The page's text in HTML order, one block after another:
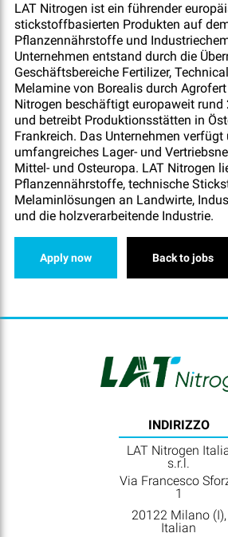
LAT Nitrogen ist ein führender
stickstoffbasierten Produkten auf
Pflanzennährstoffe und
Unternehmen entstand durch die
Geschäftsbereiche Fertilizer,
Melamine von Borealis durch
Nitrogen beschäftigt europaweit rund
und betreibt Produktionsstätten in
Frankreich. Das Unternehmen verfügt
umfangreiches Lager- und
Mittel- und Osteuropa. LAT Nitrogen
Pflanzennährstoffe, technische
Melaminlösungen an Landwirte,
und die holzverarbeitende Industrie.
Apply now Back to jobs
INDIRIZZO
LAT Nitrogen
s.r.l.
Via Francesco
1
20122 Milano (I),
Italian